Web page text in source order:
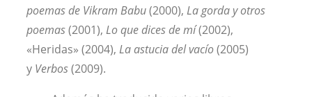
poemas de Vikram Babu(2000), La gorda y otros
poemas(2001), Lo que dices de mí(2002),
«Heridas» (2004), La astucia del vacío(2005)
y Verbos(2009).